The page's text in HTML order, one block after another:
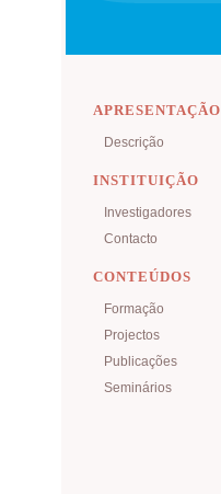
APRESENTAÇÃO
Descrição
INSTITUIÇÃO
Investigadores
Contacto
CONTEÚDOS
Formação
Projectos
Publicações
Seminários